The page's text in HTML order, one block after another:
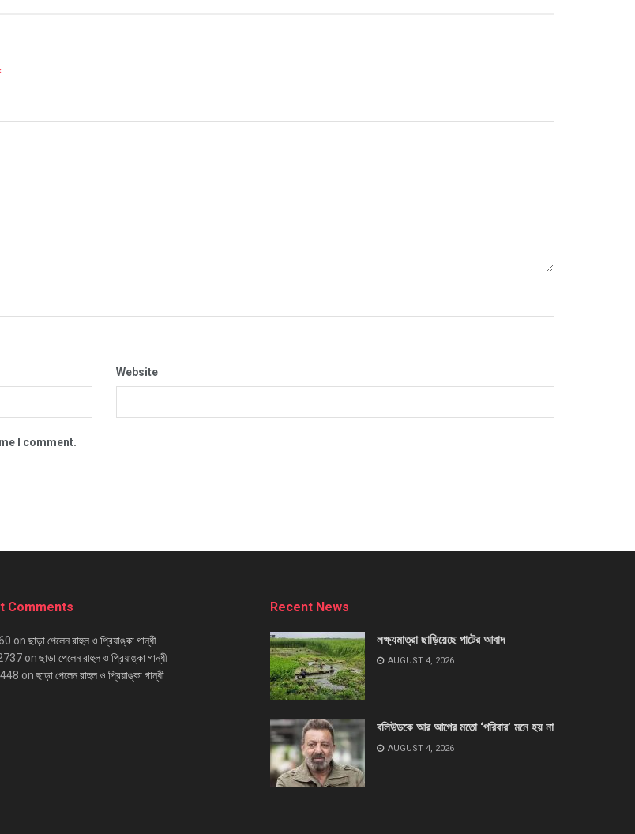
Website
I comment.
Comments
on ছাড়া পেলেন রাহুল ও প্রিয়াঙ্কা গান্ধী
on ছাড়া পেলেন রাহুল ও প্রিয়াঙ্কা গান্ধী
on ছাড়া পেলেন রাহুল ও প্রিয়াঙ্কা গান্ধী
Recent News
লক্ষ্যমাত্রা ছাড়িয়েছে পাটের আবাদ
AUGUST 4, 2026
বলিউডকে আর আগের মতো ‘পরিবার’ মনে হয় না
AUGUST 4, 2026